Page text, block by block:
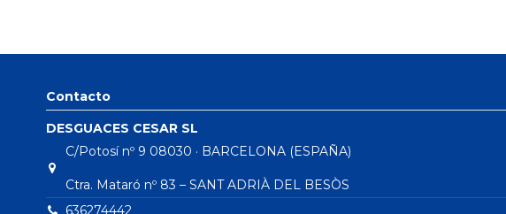
Contacto
DESGUACES CESAR SL
C/Potosí nº 9 08030 · BARCELONA (ESPAÑA)
Ctra. Mataró nº 83 – SANT ADRIÀ DEL BESÒS
636274442